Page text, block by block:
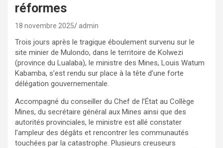
réformes
18 novembre 2025 admin
Trois jours après le tragique éboulement survenu sur le
site minier de Mulondo, dans le territoire de Kolwezi
(province du Lualaba), le ministre des Mines, Louis Watum
Kabamba, s’est rendu sur place à la tête d’une forte
délégation gouvernementale.
Accompagné du conseiller du Chef de l’État au Collège
Mines, du secrétaire général aux Mines ainsi que des
autorités provinciales, le ministre est allé constater
l’ampleur des dégâts et rencontrer les communautés
touchées par la catastrophe. Plusieurs creuseurs